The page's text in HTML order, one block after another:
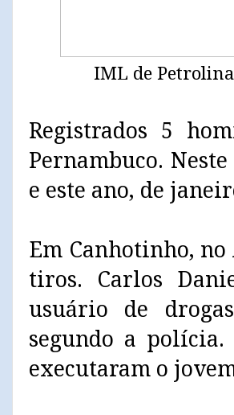
IML de
Registrados 5
Pernambuco.
e este ano, de
Em Canhotinho,
tiros. Carlos
usuário de
segundo a polícia.
executaram o